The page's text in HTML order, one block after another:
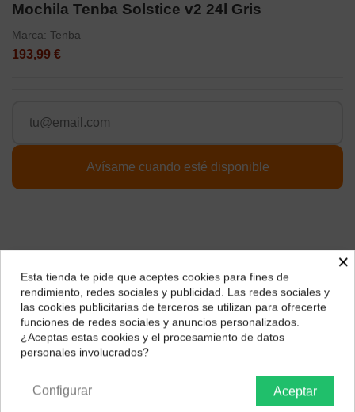
Mochila Tenba Solstice v2 24l Gris
Marca: Tenba
193,99 €
Págalo a plazos con
cuotas
¿Dónde deseas recibir tu pedido?
Selecciona tu ubicación para mostrarte los precios e
impuestos correctos para tu región.
×
Esta tienda te pide que aceptes cookies para fines de
rendimiento, redes sociales y publicidad. Las redes sociales y
las cookies publicitarias de terceros se utilizan para ofrecerte
funciones de redes sociales y anuncios personalizados.
¿Aceptas estas cookies y el procesamiento de datos
personales involucrados?
Aceptar
Configurar